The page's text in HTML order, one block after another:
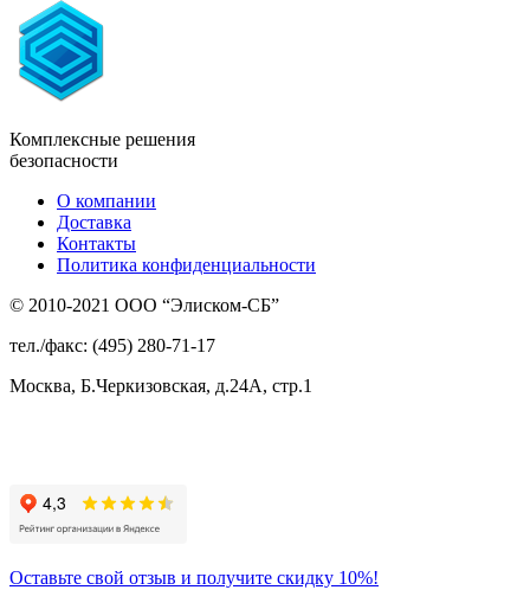
Комплексные решения
безопасности
О компании
Доставка
Контакты
Политика конфиденциальности
© 2010-2021 ООО “Элиском-СБ”
тел./факс: (495) 280-71-17
Москва, Б.Черкизовская, д.24А, стр.1
Оставьте свой отзыв и получите скидку 10%!